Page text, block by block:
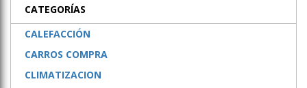
CATEGORÍAS
CALEFACCIÓN
CARROS COMPRA
CLIMATIZACION